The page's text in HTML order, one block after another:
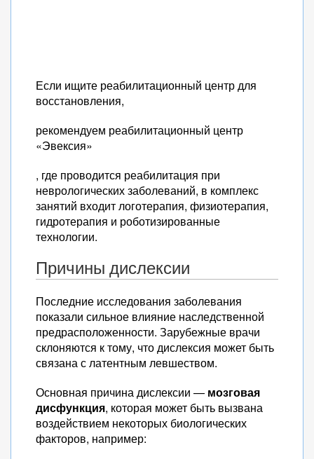
Если ищите реабилитационный центр для
восстановления,
рекомендуем реабилитационный центр
«Эвексия»
, где проводится реабилитация при
неврологических заболеваний, в комплекс
занятий входит логотерапия, физиотерапия,
гидротерапия и роботизированные
технологии.
Причины дислексии
Последние исследования заболевания
показали сильное влияние наследственной
предрасположенности. Зарубежные врачи
склоняются к тому, что дислексия может быть
связана с латентным левшеством.
Основная причина дислексии — мозговая
дисфункция, которая может быть вызвана
воздействием некоторых биологических
факторов, например: